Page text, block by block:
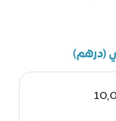
(درهم)